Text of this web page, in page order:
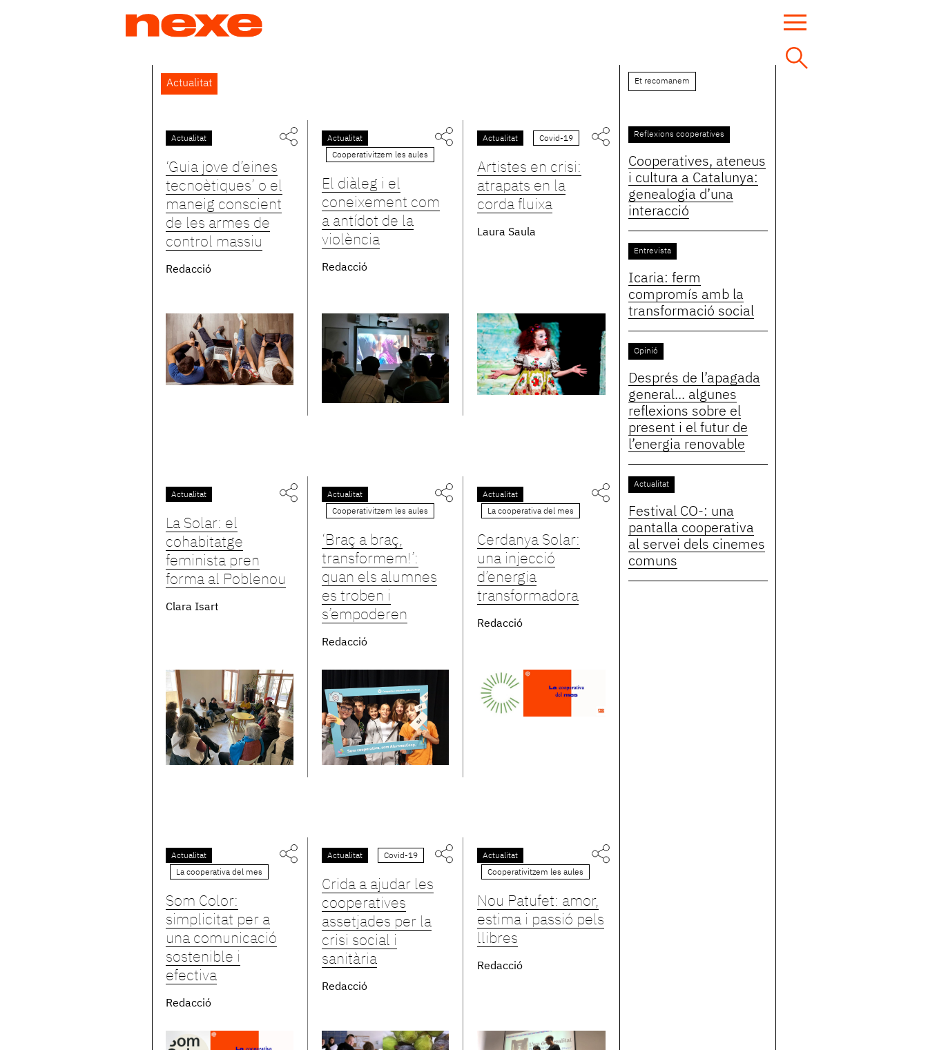
Back
to
Actualitat
Actualitat
‘Guia jove d’eines
tecnoètiques’ o el
maneig conscient
de les armes de
control massiu
Redacció
Actualitat
Cooperativitzem les aules
El diàleg i el
coneixement com
a antídot de la
violència
Redacció
Actualitat Covid-19
Artistes en crisi:
atrapats en la
corda fluixa
Laura Saula
Actualitat
La Solar: el
cohabitatge
feminista pren
forma al Poblenou
Clara Isart
Actualitat
Cooperativitzem les aules
‘Braç a braç,
transformem!’:
quan els alumnes
es troben i
s’empoderen
Redacció
Actualitat
La cooperativa del mes
Cerdanya Solar:
una injecció
d’energia
transformadora
Redacció
Actualitat
La cooperativa del mes
Som Color:
simplicitat per a
una comunicació
sostenible i
efectiva
Redacció
Actualitat Covid-19
Crida a ajudar les
cooperatives
assetjades per la
crisi social i
sanitària
Redacció
Actualitat
Cooperativitzem les aules
Nou Patufet: amor,
estima i passió pels
llibres
Redacció
Pàgines
Et recomanem
Reflexions cooperatives
Cooperatives, ateneus
i cultura a Catalunya:
genealogia d’una
interacció
Entrevista
Icaria: ferm
compromís amb la
transformació social
Opinió
Després de l’apagada
general... algunes
reflexions sobre el
present i el futur de
l’energia renovable
Actualitat
Festival CO-: una
pantalla cooperativa
al servei dels cinemes
comuns